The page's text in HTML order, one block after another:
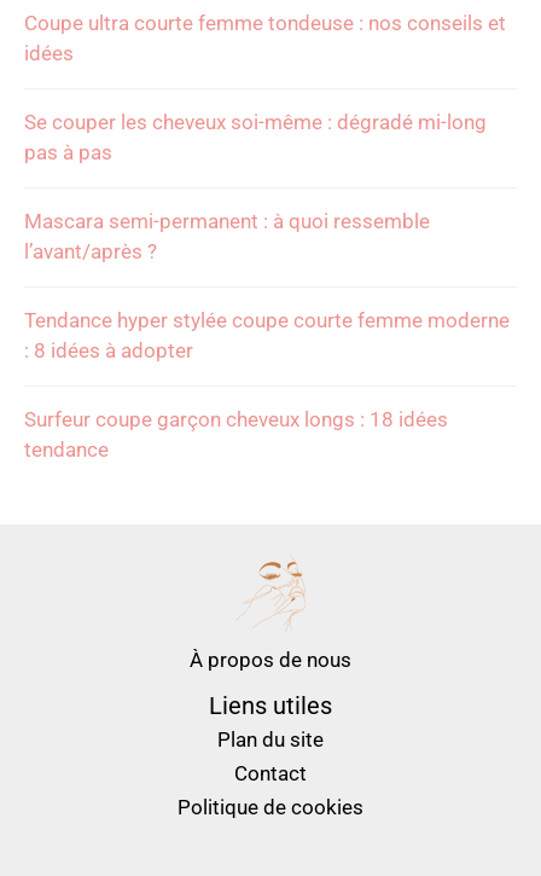
Coupe ultra courte femme tondeuse : nos conseils et
idées
Se couper les cheveux soi-même : dégradé mi-long
pas à pas
Mascara semi-permanent : à quoi ressemble
l’avant/après ?
Tendance hyper stylée coupe courte femme moderne
: 8 idées à adopter
Surfeur coupe garçon cheveux longs : 18 idées
tendance
À propos de nous
Liens utiles
Plan du site
Contact
Politique de cookies